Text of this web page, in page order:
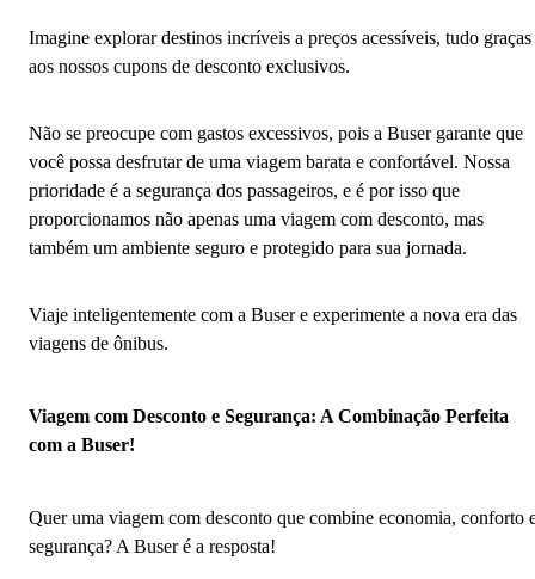
Imagine explorar destinos incríveis a preços acessíveis, tudo graças
aos nossos cupons de desconto exclusivos.
Não se preocupe com gastos excessivos, pois a Buser garante que
você possa desfrutar de uma viagem barata e confortável. Nossa
prioridade é a segurança dos passageiros, e é por isso que
proporcionamos não apenas uma viagem com desconto, mas
também um ambiente seguro e protegido para sua jornada.
Viaje inteligentemente com a Buser e experimente a nova era das
viagens de ônibus.
Viagem com Desconto e Segurança: A Combinação Perfeita
com a Buser!
Quer uma viagem com desconto que combine economia, conforto
segurança? A Buser é a resposta!